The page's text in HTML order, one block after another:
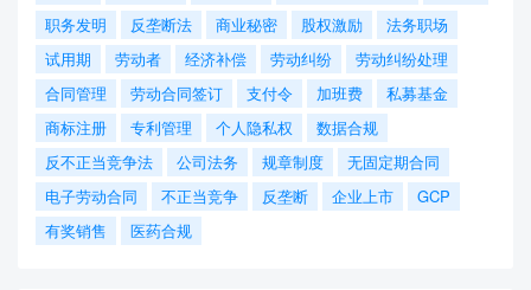
职务发明
反垄断法 商业秘密 股权激励
法务职场
试用期
劳动者 经济补偿 劳动纠纷
劳动纠纷处理
合同管理
劳动合同签订 支付令 加班费
私募基金
商标注册
专利管理 个人隐私权
数据合规
反不正当竞争法
公司法务 规章制度
无固定期合同
电子劳动合同
不正当竞争 反垄断 企业上市
GCP
有奖销售
医药合规